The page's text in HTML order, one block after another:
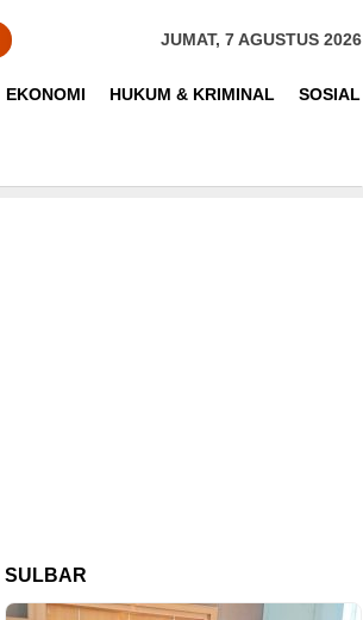
JUMAT, 7 AGUSTUS 2026
EKONOMI HUKUM & KRIMINAL SOSIAL
SULBAR